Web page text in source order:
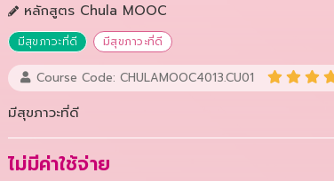
หลักสูตร Chula MOOC
มีสุขภาวะที่ดี มีสุขภาวะที่ดี
Course Code: CHULAMOOC4013.CU01
มีสุขภาวะที่ดี
ไม่มีค่าใช้จ่าย